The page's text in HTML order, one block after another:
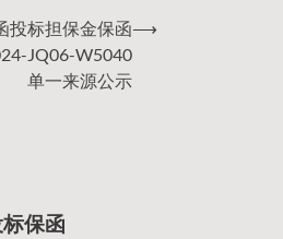
投标担保金保函
JQ06-W5040
单一来源公示
⟶
保函